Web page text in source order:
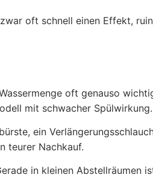
oft schnell einen Effekt,
oft genauso
mit schwacher Spülwirkung.
ein
teurer Nachkauf.
in kleinen Abstellräumen